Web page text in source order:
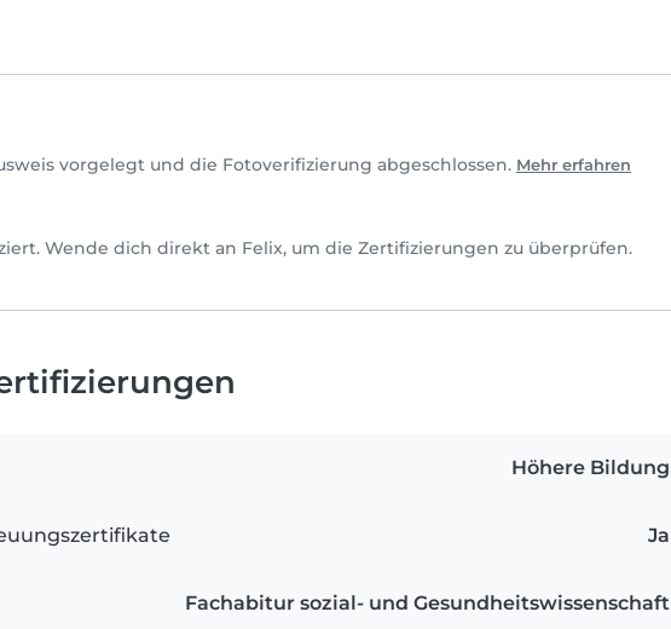
vorgelegt und die Fotoverifizierung abgeschlossen. Mehr erfahren
Wende dich direkt an Felix, um die Zertifizierungen zu überprüfen.
Höhere Bildung
Ja
Fachabitur sozial- und Gesundheitswissenschaft